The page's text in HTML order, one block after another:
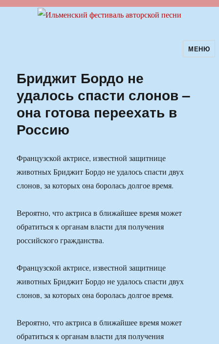
Ильменский фестиваль авторскойМЕНЮ
Бриджит Бордо не
удалось спасти слонов –
она готова переехать в
Россию
Французской актрисе, известной защитнице
животных Бриджит Бордо не удалось спасти двух
слонов, за которых она боролась долгое время.
Вероятно, что актриса в ближайшее время может
обратиться к органам власти для получения
российского гражданства.
Французской актрисе, известной защитнице
животных Бриджит Бордо не удалось спасти двух
слонов, за которых она боролась долгое время.
Вероятно, что актриса в ближайшее время может
обратиться к органам власти для получения